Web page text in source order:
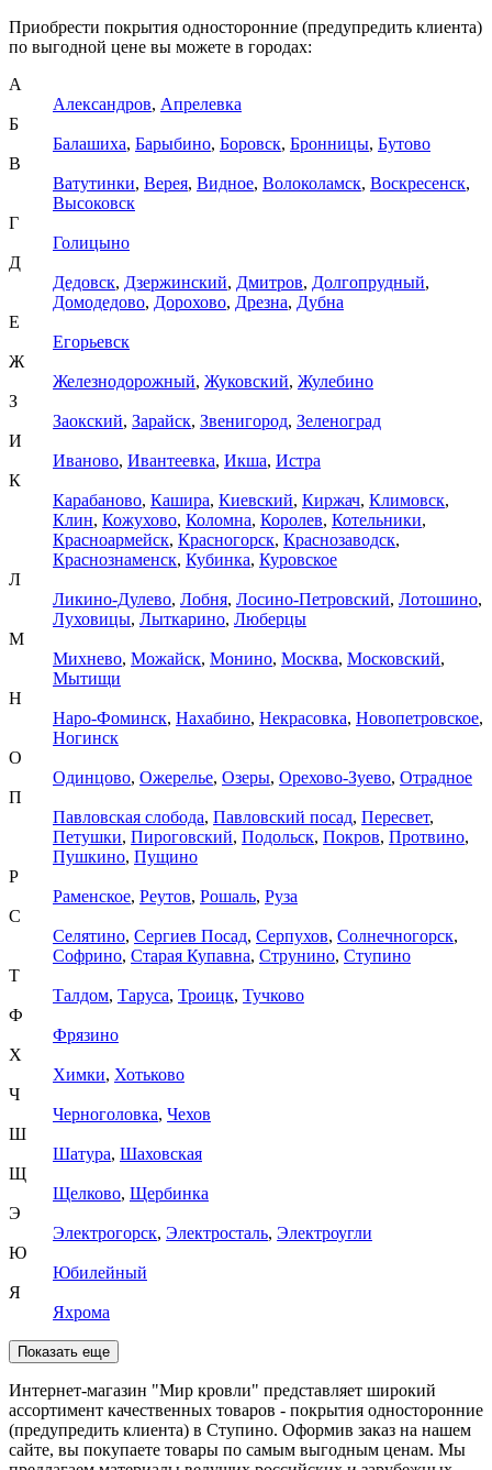
Приобрести покрытия односторонние (предупредить клиента)
по выгодной цене вы можете в городах:
А
Александров, Апрелевка
Б
Балашиха, Барыбино, Боровск, Бронницы, Бутово
В
Ватутинки, Верея, Видное, Волоколамск, Воскресенск,
Высоковск
Г
Голицыно
Д
Дедовск, Дзержинский, Дмитров, Долгопрудный,
Домодедово, Дорохово, Дрезна, Дубна
Е
Егорьевск
Ж
Железнодорожный, Жуковский, Жулебино
З
Заокский, Зарайск, Звенигород, Зеленоград
И
Иваново, Ивантеевка, Икша, Истра
К
Карабаново, Кашира, Киевский, Киржач, Климовск,
Клин, Кожухово, Коломна, Королев, Котельники,
Красноармейск, Красногорск, Краснозаводск,
Краснознаменск, Кубинка, Куровское
Л
Ликино-Дулево, Лобня, Лосино-Петровский, Лотошино,
Луховицы, Лыткарино, Люберцы
М
Михнево, Можайск, Монино, Москва, Московский,
Мытищи
Н
Наро-Фоминск, Нахабино, Некрасовка, Новопетровское,
Ногинск
О
Одинцово, Ожерелье, Озеры, Орехово-Зуево, Отрадное
П
Павловская слобода, Павловский посад, Пересвет,
Петушки, Пироговский, Подольск, Покров, Протвино,
Пушкино, Пущино
Р
Раменское, Реутов, Рошаль, Руза
С
Селятино, Сергиев Посад, Серпухов, Солнечногорск,
Софрино, Старая Купавна, Струнино, Ступино
Т
Талдом, Таруса, Троицк, Тучково
Ф
Фрязино
Х
Химки, Хотьково
Ч
Черноголовка, Чехов
Ш
Шатура, Шаховская
Щ
Щелково, Щербинка
Э
Электрогорск, Электросталь, Электроугли
Ю
Юбилейный
Я
Яхрома
Показать еще
Интернет-магазин "Мир кровли" представляет широкий
ассортимент качественных товаров - покрытия односторонние
(предупредить клиента) в Ступино. Оформив заказ на нашем
сайте, вы покупаете товары по самым выгодным ценам. Мы